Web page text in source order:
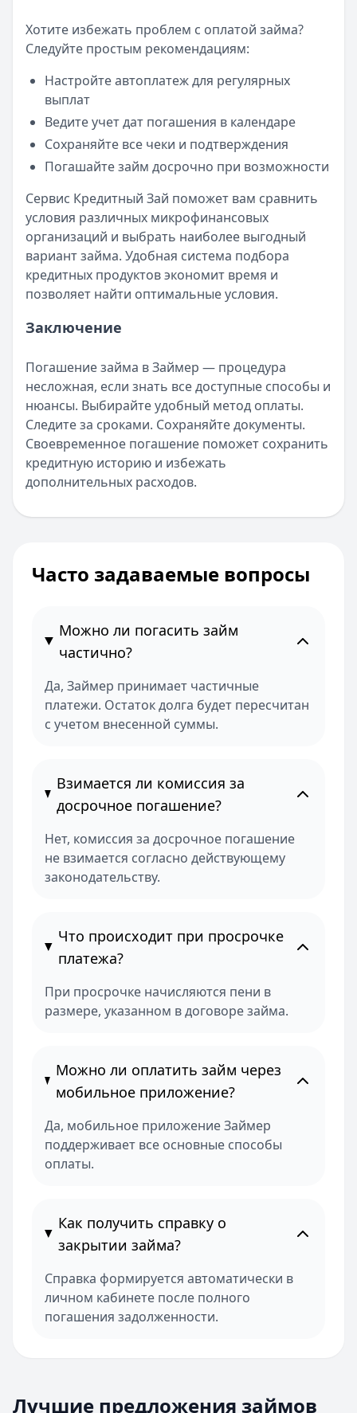
Хотите избежать проблем с оплатой займа?
Следуйте простым рекомендациям:
Настройте автоплатеж для регулярных
выплат
Ведите учет дат погашения в календаре
Сохраняйте все чеки и подтверждения
Погашайте займ досрочно при возможности
Сервис Кредитный Зай поможет вам сравнить
условия различных микрофинансовых
организаций и выбрать наиболее выгодный
вариант займа. Удобная система подбора
кредитных продуктов экономит время и
позволяет найти оптимальные условия.
Заключение
Погашение займа в Займер — процедура
несложная, если знать все доступные способы и
нюансы. Выбирайте удобный метод оплаты.
Следите за сроками. Сохраняйте документы.
Своевременное погашение поможет сохранить
кредитную историю и избежать
дополнительных расходов.
Часто задаваемые вопросы
Можно ли погасить займ
частично?
Да, Займер принимает частичные
платежи. Остаток долга будет пересчитан
с учетом внесенной суммы.
Взимается ли комиссия за
досрочное погашение?
Нет, комиссия за досрочное погашение
не взимается согласно действующему
законодательству.
Что происходит при просрочке
платежа?
При просрочке начисляются пени в
размере, указанном в договоре займа.
Можно ли оплатить займ через
мобильное приложение?
Да, мобильное приложение Займер
поддерживает все основные способы
оплаты.
Как получить справку о
закрытии займа?
Справка формируется автоматически в
личном кабинете после полного
погашения задолженности.
Лучшие предложения займов